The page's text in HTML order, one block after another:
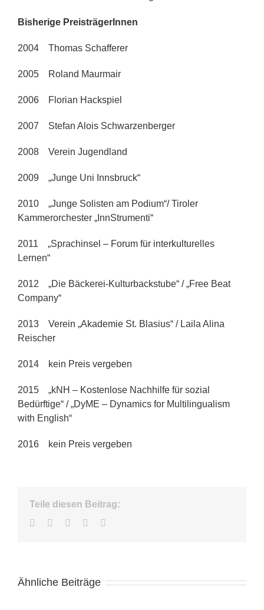
Bisherige PreisträgerInnen
2004 Thomas Schafferer
2005 Roland Maurmair
2006 Florian Hackspiel
2007 Stefan Alois Schwarzenberger
2008 Verein Jugendland
2009 „Junge Uni Innsbruck“
2010 „Junge Solisten am Podium“/ Tiroler
Kammerorchester „InnStrumenti“
2011 „Sprachinsel – Forum für interkulturelles
Lernen“
2012 „Die Bäckerei-Kulturbackstube“ / „Free Beat
Company“
2013 Verein „Akademie St. Blasius“ / Laila Alina
Reischer
2014 kein Preis vergeben
2015 „kNH – Kostenlose Nachhilfe für sozial
Bedürftige“ / „DyME – Dynamics for Multilingualism
with English“
2016 kein Preis vergeben
Teile diesen Beitrag:
Facebook
TwitterLinkedInWhatsApp
Ähnliche Beiträge